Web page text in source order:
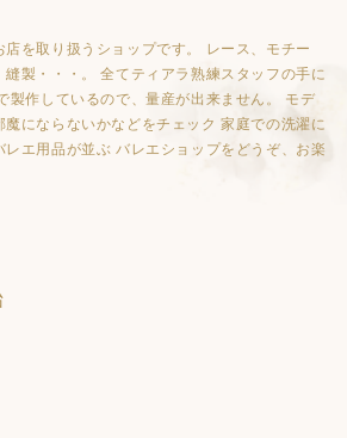
を取り扱うショップです。 レース、モチー
製・・・。 全てティアラ熟練スタッフの手に
製作しているので、量産が出来ません。 モデ
にならないかなどをチェック 家庭での洗濯に
エ用品が並ぶ バレエショップをどうぞ、お楽